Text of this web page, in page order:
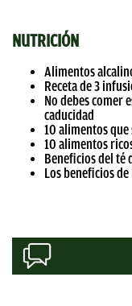
NUTRICIÓN
Alimentos
Receta de 3
No debes comer
caducidad
10 alimentos
10 alimentos
Beneficios del té
Los beneficios